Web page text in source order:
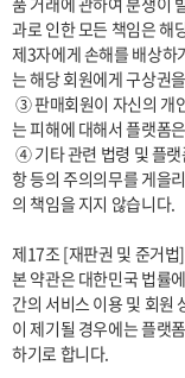
과로 인한 모든 책임은 해
제3자에게 손해를 배상하
는 해당 회원에게 구상권
는 피해에 대해서 플랫폼
항 등의 주의의무를 게을
의 책임을 지지 않습니다.
제17조 [재판권 및 준거법]
본 약관은 대한민국 법률
간의 서비스 이용 및 회원
이 제기될 경우에는 플랫
하기로 합니다.